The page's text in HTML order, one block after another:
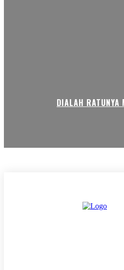
DIALAH